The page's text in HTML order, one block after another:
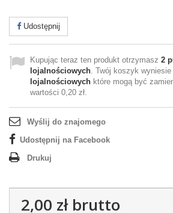
Udostępnij
Kupując teraz ten produkt otrzymasz 2
lojalnościowych. Twój koszyk wyniesie
lojalnościowych które mogą być
wartości 0,20 zł.
Wyślij do znajomego
Udostępnij na Facebook
Drukuj
2,00 złbrutto